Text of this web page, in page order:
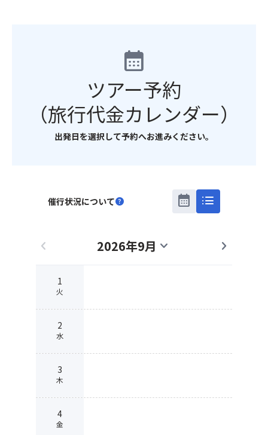
calendar_month
ツアー予約
（旅行代金カレンダー）
出発日を選択して予約へお進みください。
催行状況についてhelp calendar_month list
chevron_left 2026年9月 expand_more chevron_right
1
火
2
水
3
木
4
金